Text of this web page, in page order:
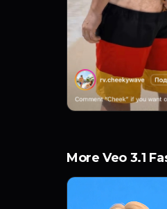
More Veo 3.1